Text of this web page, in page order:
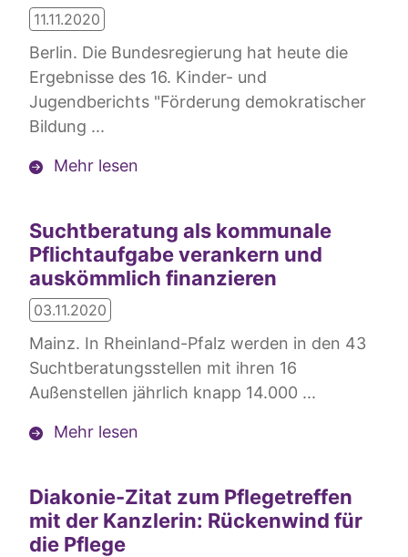
11.11.2020
Berlin. Die Bundesregierung hat heute die
Ergebnisse des 16. Kinder- und
Jugendberichts "Förderung demokratischer
Bildung ...
Mehr lesen
Suchtberatung als kommunale
Pflichtaufgabe verankern und
auskömmlich finanzieren
03.11.2020
Mainz. In Rheinland-Pfalz werden in den 43
Suchtberatungsstellen mit ihren 16
Außenstellen jährlich knapp 14.000 ...
Mehr lesen
Diakonie-Zitat zum Pflegetreffen
mit der Kanzlerin: Rückenwind für
die Pflege